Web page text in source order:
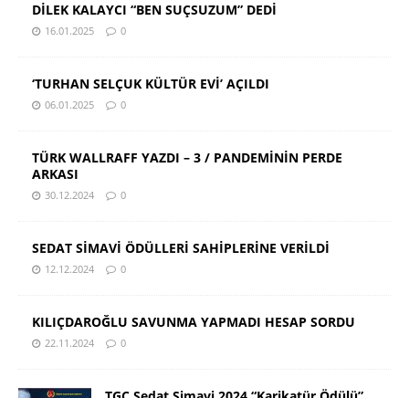
DİLEK KALAYCI “BEN SUÇSUZUM” DEDİ
16.01.2025 0
‘TURHAN SELÇUK KÜLTÜR EVİ’ AÇILDI
06.01.2025 0
TÜRK WALLRAFF YAZDI – 3 / PANDEMİNİN PERDE
ARKASI
30.12.2024 0
SEDAT SİMAVİ ÖDÜLLERİ SAHİPLERİNE VERİLDİ
12.12.2024 0
KILIÇDAROĞLU SAVUNMA YAPMADI HESAP SORDU
22.11.2024 0